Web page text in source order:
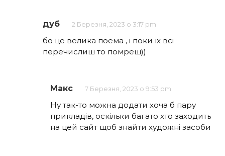
дуб 2 Березня, 2023 о 3:17 pm
бо це велика поема , і поки їх всі
перечислиш то помреш))
Макс 7 Березня, 2023 о 9:53 pm
Ну так-то можна додати хоча б пару
прикладів, оскільки багато хто заходить
на цей сайт щоб знайти художні засоби